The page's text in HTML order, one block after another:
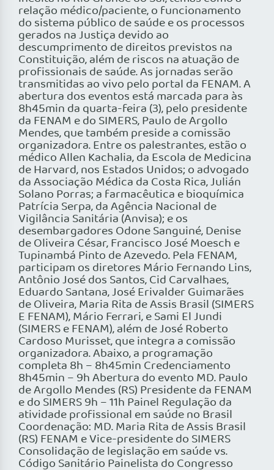
relação médico/paciente, o funcionamento
do sistema público de saúde e os processos
gerados na Justiça devido ao
descumprimento de direitos previstos na
Constituição, além de riscos na atuação de
profissionais de saúde. As jornadas serão
transmitidas ao vivo pelo portal da FENAM. A
abertura dos eventos está marcada para às
8h45min da quarta-feira (3), pelo presidente
da FENAM e do SIMERS, Paulo de Argollo
Mendes, que também preside a comissão
organizadora. Entre os palestrantes, estão o
médico Allen Kachalia, da Escola de Medicina
de Harvard, nos Estados Unidos; o advogado
da Associação Médica da Costa Rica, Julián
Solano Porras; a farmacêutica e bioquímica
Patrícia Serpa, da Agência Nacional de
Vigilância Sanitária (Anvisa); e os
desembargadores Odone Sanguiné, Denise
de Oliveira César, Francisco José Moesch e
Tupinambá Pinto de Azevedo. Pela FENAM,
participam os diretores Mário Fernando Lins,
Antônio José dos Santos, Cid Carvalhaes,
Eduardo Santana, José Erivalder Guimarães
de Oliveira, Maria Rita de Assis Brasil (SIMERS
E FENAM), Mário Ferrari, e Sami El Jundi
(SIMERS e FENAM), além de José Roberto
Cardoso Murisset, que integra a comissão
organizadora. Abaixo, a programação
completa 8h – 8h45min Credenciamento
8h45min – 9h Abertura do evento MD. Paulo
de Argollo Mendes (RS) Presidente da FENAM
e do SIMERS 9h – 11h Painel Regulação da
atividade profissional em saúde no Brasil
Coordenação: MD. Maria Rita de Assis Brasil
(RS) FENAM e Vice-presidente do SIMERS
Consolidação de legislação em saúde vs.
Código Sanitário Painelista do Congresso